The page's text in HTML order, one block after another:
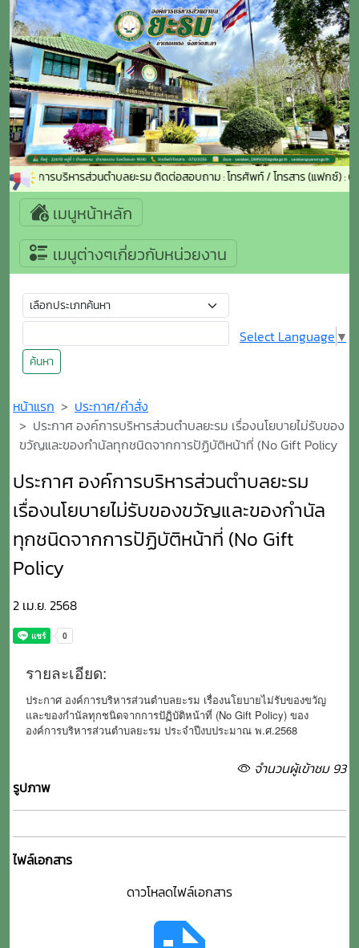
องค์การบริหารส่วนตำบลยะรม ติดต่อสอบถาม : โทรศัพท์ / โทรสาร (แฟกซ์) :
เมนูหน้าหลัก
เมนูต่างๆเกี่ยวกับหน่วยงาน
ค้นหา
Select Language ▼
หน้าแรก
ประกาศ/คำสั่ง
ประกาศ องค์การบริหารส่วนตำบลยะรม เรื่องนโยบายไม่รับของ
ขวัญและของกำนัลทุกชนิดจากการปัฏิบัติหน้าที่ (No Gift Policy
ประกาศ องค์การบริหารส่วนตำบลยะรม
เรื่องนโยบายไม่รับของขวัญและของกำนัล
ทุกชนิดจากการปัฏิบัติหน้าที่ (No Gift
Policy
2 เม.ย. 2568
รายละเอียด:
ประกาศ องค์การบริหารส่วนตำบลยะรม เรื่องนโยบายไม่รับของขวัญ
และของกำนัลทุกชนิดจากการปัฏิบัติหน้าที่ (No Gift Policy) ของ
องค์การบริหารส่วนตำบลยะรม ประจำปีงบประมาณ พ.ศ.2568
จำนวนผู้เข้าชม 93
รูปภาพ
ไฟล์เอกสาร
ดาวโหลดไฟล์เอกสาร